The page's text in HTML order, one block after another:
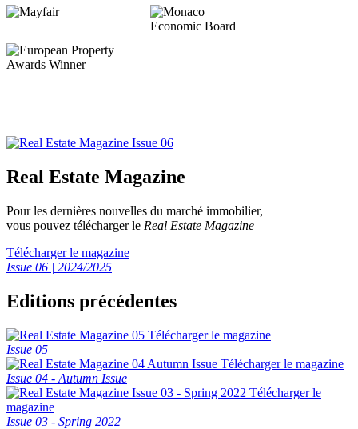
Real Estate Magazine
Pour les dernières nouvelles du marché immobilier,
vous pouvez télécharger le Real Estate Magazine
Télécharger le magazine
Issue 06 | 2024/2025
Editions précédentes
Télécharger le magazine
Issue 05
Télécharger le magazine
Issue 04 - Autumn Issue
Télécharger le
magazine
Issue 03 - Spring 2022